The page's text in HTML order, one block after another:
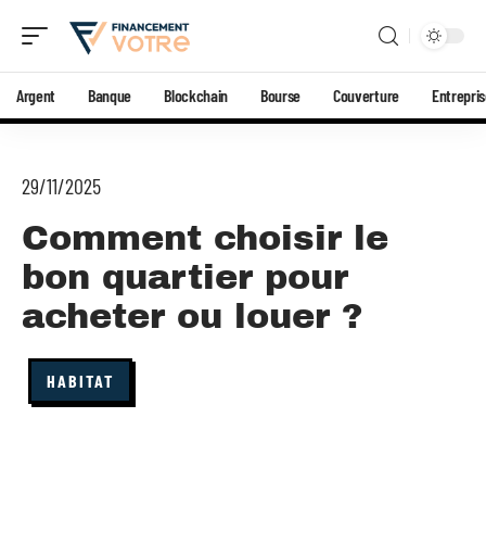
Argent Banque Blockchain Bourse Couverture
29/11/2025
Comment choisir le
bon quartier pour
acheter ou louer ?
HABITAT